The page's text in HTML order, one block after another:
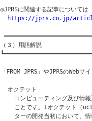
◎JPRSに関連する記事について
https://jprs.co.jp/
（３）用語解説
「FROM JPRS」やJPRSのWeb
  オクテット
コンピューティング及び情
ことです。1オクテット（
ターの開発当初において、